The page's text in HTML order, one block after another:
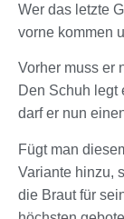
Wer das letzte
vorne kommen
Vorher muss er
Den Schuh legt
darf er nun
Fügt man
Variante hinzu,
die Braut für